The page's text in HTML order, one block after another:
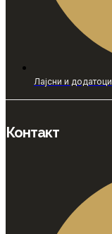
Лајсни и додатоци
Контакт